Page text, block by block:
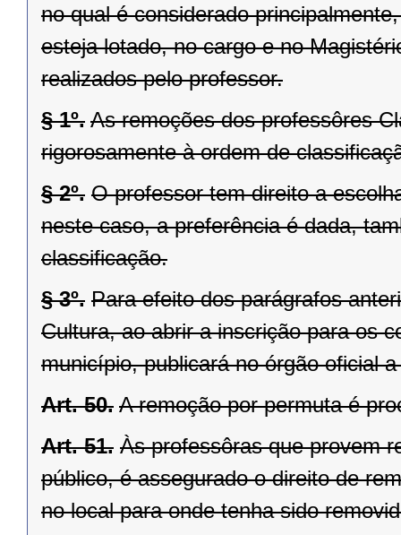
no qual é considerado
esteja lotado, no cargo e no
realizados pelo professor.
§ 1º. As remoções dos professôres
rigorosamente à ordem de
§ 2º. O professor tem direito a
neste caso, a preferência é dada,
classificação.
§ 3º. Para efeito dos parágrafos
Cultura, ao abrir a inscrição para os
município, publicará no órgão oficial
Art. 50. A remoção por permuta é
Art. 51. Às professôras que provem
público, é assegurado o direito de
no local para onde tenha sido